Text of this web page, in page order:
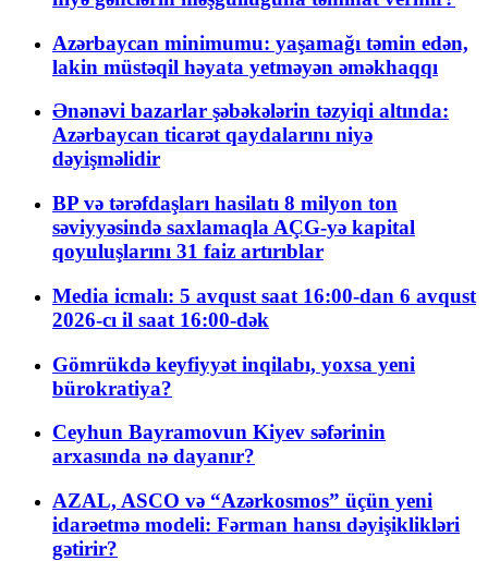
Azərbaycan minimumu: yaşamağı təmin edən,
lakin müstəqil həyata yetməyən əməkhaqqı
Ənənəvi bazarlar şəbəkələrin təzyiqi altında:
Azərbaycan ticarət qaydalarını niyə
dəyişməlidir
BP və tərəfdaşları hasilatı 8 milyon ton
səviyyəsində saxlamaqla AÇG-yə kapital
qoyuluşlarını 31 faiz artırıblar
Media icmalı: 5 avqust saat 16:00-dan 6 avqust
2026-cı il saat 16:00-dək
Gömrükdə keyfiyyət inqilabı, yoxsa yeni
bürokratiya?
Ceyhun Bayramovun Kiyev səfərinin
arxasında nə dayanır?
AZAL, ASCO və “Azərkosmos” üçün yeni
idarəetmə modeli: Fərman hansı dəyişiklikləri
gətirir?